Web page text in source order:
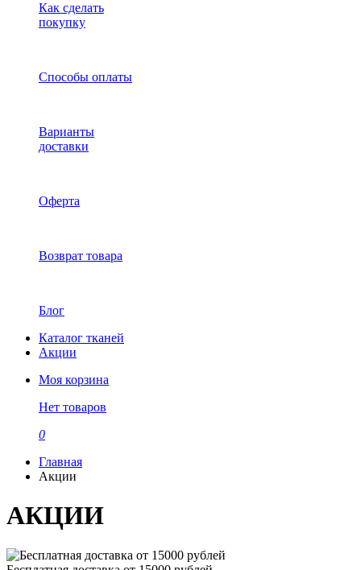
Как сделать
покупку
Способы оплаты
Варианты
доставки
Оферта
Возврат товара
Блог
Каталог тканей
Акции
Моя корзина
Нет товаров
0
Главная
Акции
АКЦИИ